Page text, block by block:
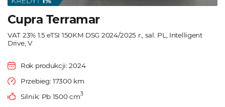
Cupra Terramar
VAT 23% 1.5 eTSI 150KM DSG 2024/2025 r., sal. PL, Intelligent
Drive, V
Rok produkcji: 2024
Przebieg: 17300 km
Silnik: Pb 1500 cm3